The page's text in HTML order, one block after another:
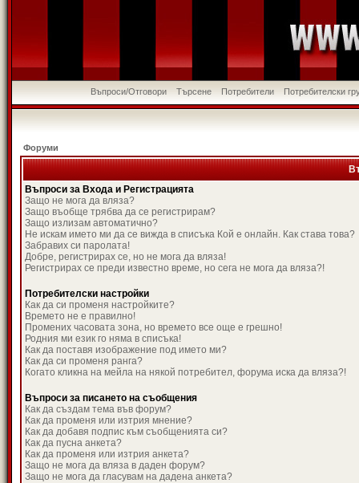
Въпроси/Отговори Търсене Потребители Потребителски
Форуми
Въпроси за Входа и Регистрацията
Защо не мога да вляза?
Защо въобще трябва да се регистрирам?
Защо излизам автоматично?
Не искам името ми да се вижда в списъка Кой е онлайн. Как става това?
Забравих си паролата!
Добре, регистрирах се, но не мога да вляза!
Регистрирах се преди известно време, но сега не мога да вляза?!
Потребителски настройки
Как да си променя настройките?
Времето не е правилно!
Промених часовата зона, но времето все още е грешно!
Родния ми език го няма в списъка!
Как да поставя изображение под името ми?
Как да си променя ранга?
Когато кликна на мейла на някой потребител, форума иска да вляза?!
Въпроси за писането на съобщения
Как да създам тема във форум?
Как да променя или изтрия мнение?
Как да добавя подпис към съобщенията си?
Как да пусна анкета?
Как да променя или изтрия анкета?
Защо не мога да вляза в даден форум?
Защо не мога да гласувам на дадена анкета?